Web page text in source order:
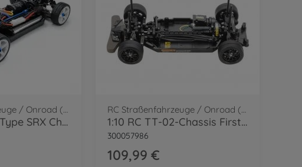
RC Straßenfahrzeuge / Onroad (2WD/4WD)
1:10 RC TT-02 Type SRX Chassis Kit
RC Straßenfahrzeuge / Onroad (2WD/4WD)
1:10 RC TT-02-Chassis First Try On-Road
300057986
109,99 €